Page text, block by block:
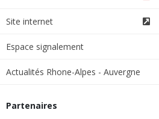
Site internet
Espace signalement
Actualités Rhone-Alpes - Auvergne
Partenaires